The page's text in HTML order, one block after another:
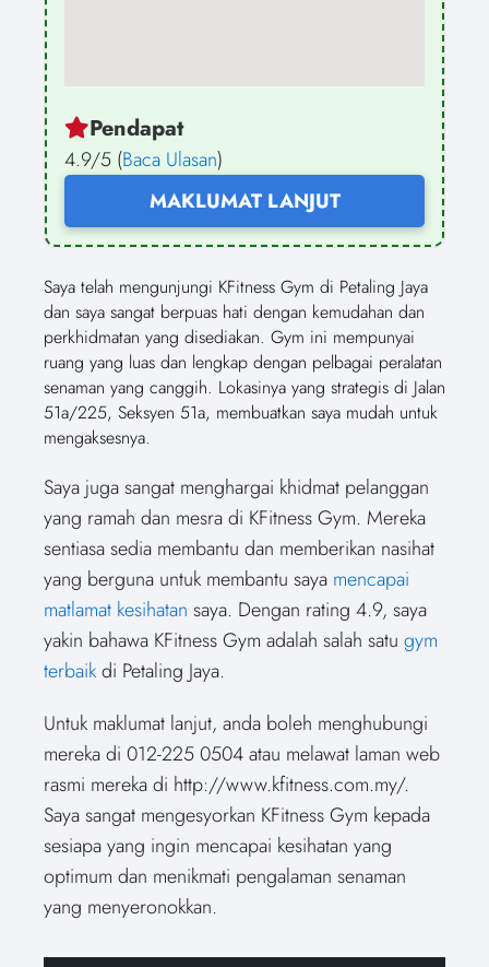
Pendapat
4.9/5 (Baca Ulasan)
MAKLUMAT LANJUT
Saya telah mengunjungi KFitness Gym di Petaling Jaya
dan saya sangat berpuas hati dengan kemudahan dan
perkhidmatan yang disediakan. Gym ini mempunyai
ruang yang luas dan lengkap dengan pelbagai peralatan
senaman yang canggih. Lokasinya yang strategis di Jalan
51a/225, Seksyen 51a, membuatkan saya mudah untuk
mengaksesnya.
Saya juga sangat menghargai khidmat pelanggan
yang ramah dan mesra di KFitness Gym. Mereka
sentiasa sedia membantu dan memberikan nasihat
yang berguna untuk membantu saya mencapai
matlamat kesihatan saya. Dengan rating 4.9, saya
yakin bahawa KFitness Gym adalah salah satu gym
terbaikdi Petaling Jaya.
Untuk maklumat lanjut, anda boleh menghubungi
mereka di 012-225 0504 atau melawat laman web
rasmi mereka di http://www.kfitness.com.my/.
Saya sangat mengesyorkan KFitness Gym kepada
sesiapa yang ingin mencapai kesihatan yang
optimum dan menikmati pengalaman senaman
yang menyeronokkan.